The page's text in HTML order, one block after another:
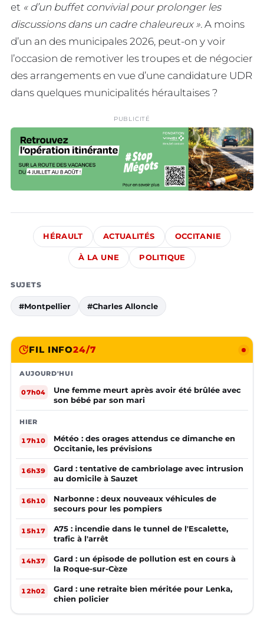
et « d’un buffet convivial pour prolonger les
discussions dans un cadre chaleureux ». A moins
d’un an des municipales 2026, peut-on y voir
l’occasion de remotiver les troupes et de négocier
des arrangements en vue d’une candidature UDR
dans quelques municipalités héraultaises ?
PUBLICITÉ
HÉRAULT ACTUALITÉS OCCITANIE
À LA UNE POLITIQUE
SUJETS
#Montpellier #Charles Alloncle
FIL INFO24/7
AUJOURD'HUI
07h04
Une femme meurt après avoir été brûlée avec
son bébé par son mari
HIER
17h10
Météo : des orages attendus ce dimanche en
Occitanie, les prévisions
16h39
Gard : tentative de cambriolage avec intrusion
au domicile à Sauzet
16h10
Narbonne : deux nouveaux véhicules de
secours pour les pompiers
15h17
A75 : incendie dans le tunnel de l'Escalette,
trafic à l'arrêt
14h37
Gard : un épisode de pollution est en cours à
la Roque-sur-Cèze
12h02
Gard : une retraite bien méritée pour Lenka,
chien policier